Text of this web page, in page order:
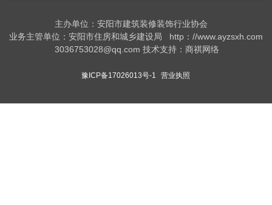
主办单位：安阳市建筑装修装饰行业协会
业务主管单位：安阳市住房和城乡建设局 http：//www.ayzsxh.com
3036753028@qq.com 技术支持：商祺网络
豫ICP备17026013号-1 营业执照